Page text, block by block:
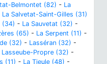
Belmontet (82) - La
La Salvetat-Saint-Gilles (31)
(34) - La Sauvetat (32) -
(65) - La Serpent (11) -
(32) - Lasséran (32) -
Lasseube-Propre (32) -
(11) - La Tieule (48) -